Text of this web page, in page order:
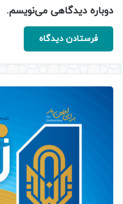
دوباره دیدگاهی می‌نویسم.